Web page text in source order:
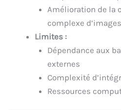
Amélioration de la
complexe
Limites :
Dépendance aux
externes
Complexité
Ressources